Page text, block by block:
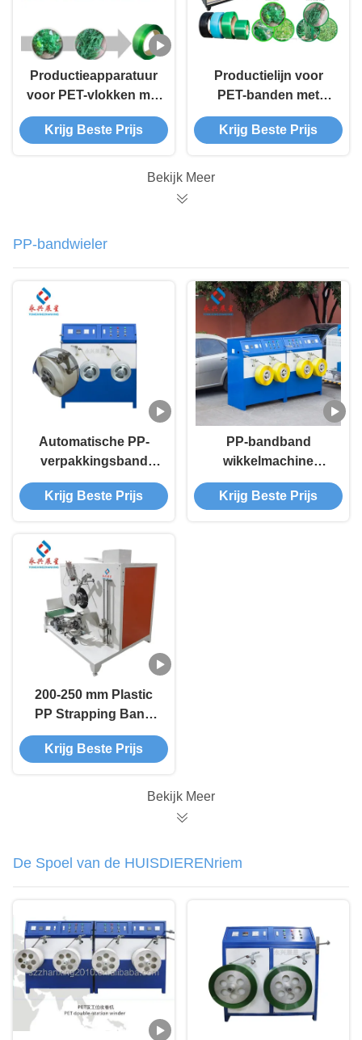
Productieapparatuur
voor PET-vlokken met
automatisch wikkelen
van PET-banden
Krijg Beste Prijs
Productielijn voor
PET-banden met
automatische
wikkeling
Krijg Beste Prijs
Bekijk Meer
PP-bandwieler
Automatische PP-
verpakkingsband
wikkelmachine
Winkelmachine
Krijg Beste Prijs
PP-bandband
wikkelmachine
gordel-extrusielijn
Krijg Beste Prijs
200-250 mm Plastic
PP Strapping Band
Winding Machine
Krijg Beste Prijs
Bekijk Meer
De Spoel van de HUISDIERENriem